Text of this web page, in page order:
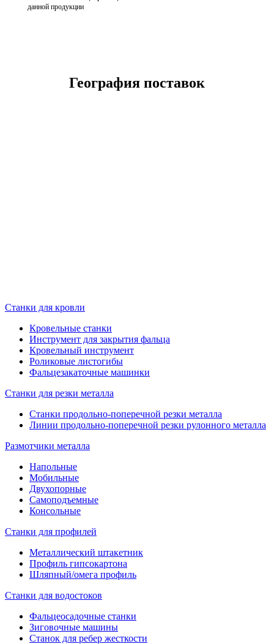
данной продукции
География поставок
Станки для кровли
Кровельные станки
Инструмент для закрытия фальца
Кровельный инструмент
Роликовые листогибы
Фальцезакаточные машинки
Станки для резки металла
Станки продольно-поперечной резки металла
Линии продольно-поперечной резки рулонного металла
Размотчики металла
Напольные
Мобильные
Двухопорные
Самоподъемные
Консольные
Станки для профилей
Металлический штакетник
Профиль гипсокартона
Шляпный/омега профиль
Станки для водостоков
Фальцеосадочные станки
Зиговочные машины
Станок для ребер жесткости